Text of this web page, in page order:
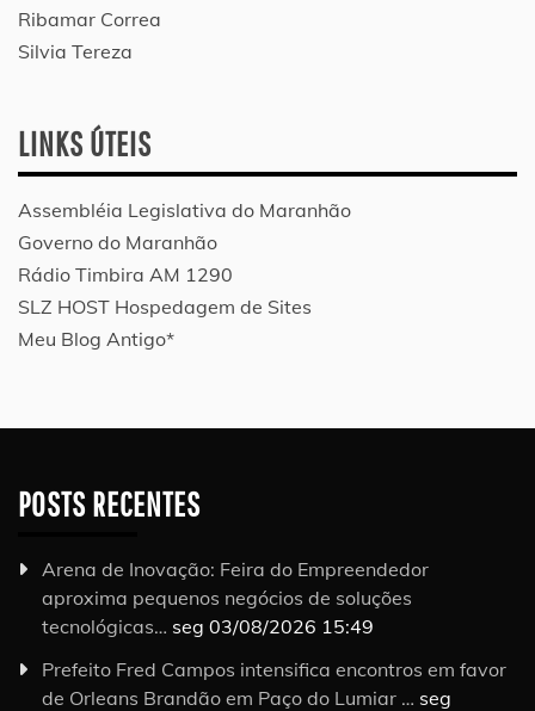
Ribamar Correa
Silvia Tereza
LINKS ÚTEIS
Assembléia Legislativa do Maranhão
Governo do Maranhão
Rádio Timbira AM 1290
SLZ HOST Hospedagem de Sites
Meu Blog Antigo*
POSTS RECENTES
Arena de Inovação: Feira do Empreendedor
aproxima pequenos negócios de soluções
tecnológicas… seg 03/08/2026 15:49
Prefeito Fred Campos intensifica encontros em favor
de Orleans Brandão em Paço do Lumiar … seg